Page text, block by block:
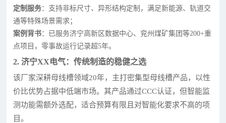
定制服务：支持非标尺寸、异形结构定制，满足新能源、轨道交
通等特殊场景需求；
案例背书：已服务济宁高新区数据中心、兖州煤矿集团等200+重
点项目，零事故运行记录超5年。
2. 济宁XX电气：传统制造的稳健之选
该厂家深耕母线槽领域20年，主打密集型母线槽产品，以性
价比优势占据中低端市场。其产品通过CCC认证，但智能监
测功能需额外选配，适合预算有限且对智能化要求不高的项
目。